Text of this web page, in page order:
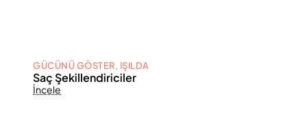
GÜCÜNÜ GÖSTER, IŞILDA
Saç Şekillendiriciler
İncele